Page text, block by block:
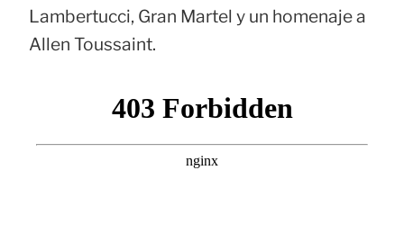
Lambertucci, Gran Martel y un homenaje a
Allen Toussaint.